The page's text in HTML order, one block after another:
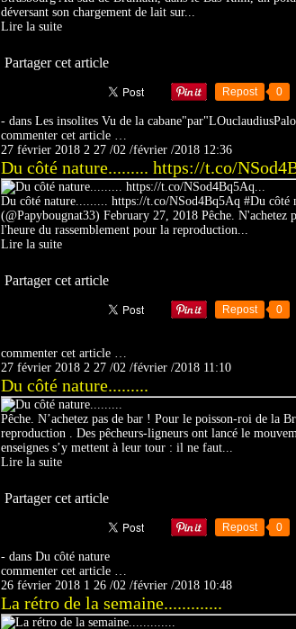
déversant son chargement de lait sur...
Lire la suite
Partager cet article
Repost 0
- dans Les insolites Vu de la
commenter cet article …
27 février 2018 2 27 /02 /février /2018 12:36
Du côté nature......... https://t.co/
Du côté nature......... https://t.co/NSod4Bq5Aq #Du côté
(@Papybougnat33) February 27, 2018 Pêche.
l'heure du rassemblement pour la reproduction...
Lire la suite
Partager cet article
Repost 0
commenter cet article …
27 février 2018 2 27 /02 /février /2018 11:10
Du côté nature.........
Pêche. N’achetez pas de bar ! Pour le poisson-roi de la
reproduction . Des pêcheurs-ligneurs ont lancé le
enseignes s’y mettent à leur tour : il ne faut...
Lire la suite
Partager cet article
Repost 0
- dans Du côté nature
commenter cet article …
26 février 2018 1 26 /02 /février /2018 10:48
La rétro de la semaine.............